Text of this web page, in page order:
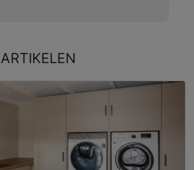
ARTIKELEN